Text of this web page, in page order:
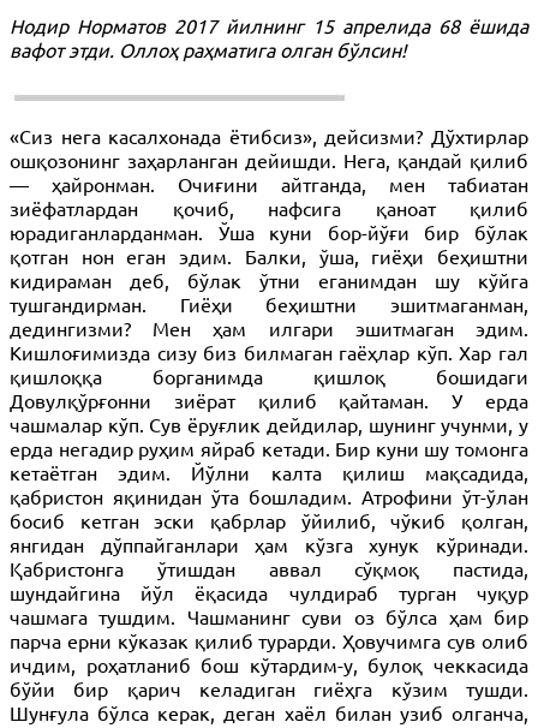
Нодир Норматов 2017 йилнинг 15 апрелида 68 ёшида
вафот этди. Оллоҳ раҳматига олган бўлсин!
«Сиз нега касалхонада ётибсиз», дейсизми? Дўхтирлар
ошқозонинг заҳарланган дейишди. Нега, қандай қилиб
— ҳайронман. Очиғини айтганда, мен табиатан
зиёфатлардан қочиб, нафсига қаноат қилиб
юрадиганларданман. Ўша куни бор-йўғи бир бўлак
қотган нон еган эдим. Балки, ўша, гиёҳи беҳиштни
кидираман деб, бўлак ўтни еганимдан шу кўйга
тушгандирман. Гиёҳи беҳиштни эшитмаганман,
дедингизми? Мен ҳам илгари эшитмаган эдим.
Кишлоғимизда сизу биз билмаган гаёҳлар кўп. Хар гал
қишлоққа борганимда қишлоқ бошидаги
Довулқўрғонни зиёрат қилиб қайтаман. У ерда
чашмалар кўп. Сув ёруғлик дейдилар, шунинг учунми, у
ерда негадир руҳим яйраб кетади. Бир куни шу томонга
кетаётган эдим. Йўлни калта қилиш мақсадида,
қабристон яқинидан ўта бошладим. Атрофини ўт-ўлан
босиб кетган эски қабрлар ўйилиб, чўкиб қолган,
янгидан дўппайганлари ҳам кўзга хунук кўринади.
Қабристонга ўтишдан аввал сўқмоқ пастида,
шундайгина йўл ёқасида чулдираб турган чуқур
чашмага тушдим. Чашманинг суви оз бўлса ҳам бир
парча ерни кўказак қилиб турарди. Ҳовучимга сув олиб
ичдим, роҳатланиб бош кўтардим-у, булоқ чеккасида
бўйи бир қарич келадиган гиёҳга кўзим тушди.
Шунғула бўлса керак, деган хаёл билан узиб олганча,